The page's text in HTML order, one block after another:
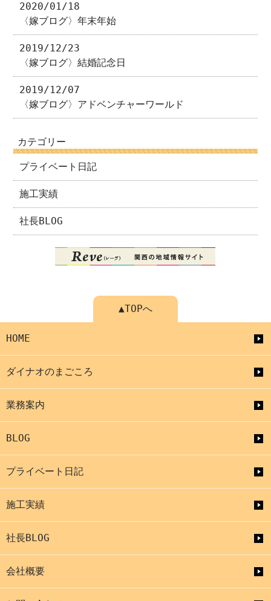
2020/01/18
〈嫁ブログ〉年末年始
2019/12/23
〈嫁ブログ〉結婚記念日
2019/12/07
〈嫁ブログ〉アドベンチャーワールド
カテゴリー
プライベート日記
施工実績
社長BLOG
▲TOPへ
HOME
ダイナオのまごころ
業務案内
BLOG
プライベート日記
施工実績
社長BLOG
会社概要